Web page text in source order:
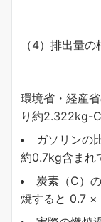
（4）排出量の
環境省・経産
り約2.322kg-
ガソリンの
約0.7kg含まれ
炭素（C）
焼すると 0.7 ×